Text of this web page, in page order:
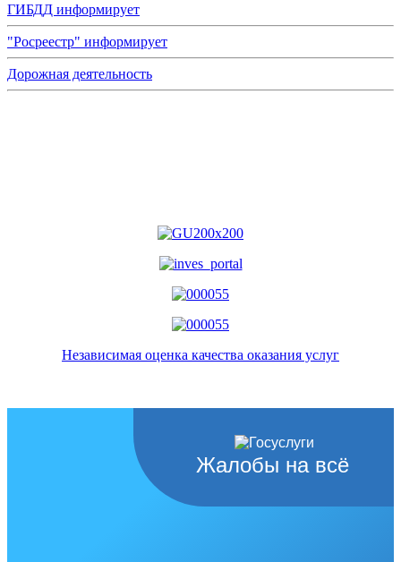
ГИБДД информирует
"Росреестр" информирует
Дорожная деятельность
Независимая оценка качества оказания услуг
Жалобы на всё